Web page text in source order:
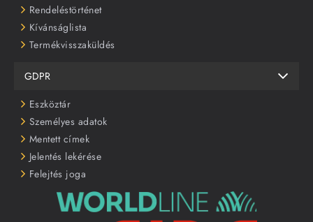
Rendeléstörténet
Kívánságlista
Termékvisszaküldés
GDPR
Eszköztár
Személyes adatok
Mentett címek
Jelentés lekérése
Felejtés joga